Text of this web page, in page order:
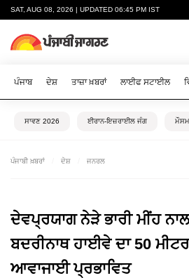
SAT, AUG 08, 2026 | UPDATED 06:45 PM IST
ਪੰਜਾਬ ਦੇਸ਼ ਤਾਜ਼ਾ ਖ਼ਬਰਾਂ ਲਾਈਫ ਸਟਾਈਲ
ਸਾਵਣ 2026 ਈਰਾਨ-ਇਜ਼ਰਾਈਲ ਜੰਗ ਮੌਸਮ
ਪੰਜਾਬੀ ਖ਼ਬਰਾਂ ਦੇਸ਼ ਜਨਰਲ
ਦੇਵਪ੍ਰਯਾਗ ਨੇੜੇ ਭਾਰੀ ਮੀਂਹ
ਬਦਰੀਨਾਥ ਹਾਈਵੇ ਦਾ 50
ਆਵਾਜਾਈ ਪ੍ਰਭਾਵਿਤ